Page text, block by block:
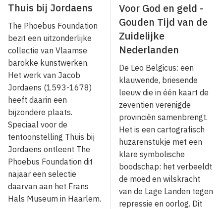
Thuis bij Jordaens
The Phoebus Foundation
bezit een uitzonderlijke
collectie van Vlaamse
barokke kunstwerken.
Het werk van Jacob
Jordaens (1593-1678)
heeft daarin een
bijzondere plaats.
Speciaal voor de
tentoonstelling Thuis bij
Jordaens ontleent The
Phoebus Foundation dit
najaar een selectie
daarvan aan het Frans
Hals Museum in Haarlem.
Voor God en geld -
Gouden Tijd van de
Zuidelijke
Nederlanden
De Leo Belgicus: een
klauwende, briesende
leeuw die in één kaart de
zeventien verenigde
provinciën samenbrengt.
Het is een cartografisch
huzarenstukje met een
klare symbolische
boodschap: het verbeeldt
de moed en wilskracht
van de Lage Landen tegen
repressie en oorlog. Dit